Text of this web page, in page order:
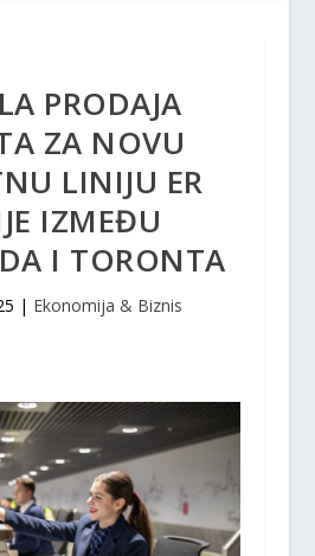
PRODAJA
ZA NOVU
LINIJU ER
IZMEĐU
I TORONTA
| Ekonomija & Biznis